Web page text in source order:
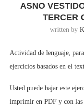
ASNO
TERCER
written by
Actividad de lenguaje,
ejercicios basados en el
Usted puede bajar este
imprimir en PDF y con las